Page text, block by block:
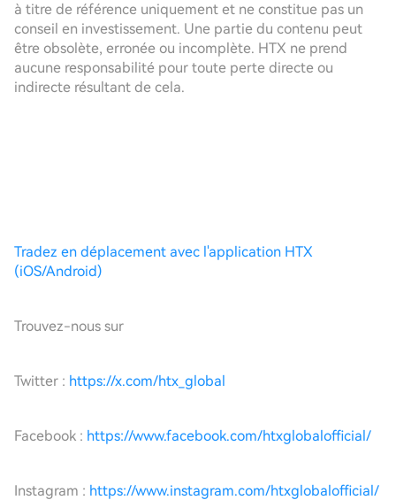
à titre de référence uniquement et ne constitue pas un
conseil en investissement. Une partie du contenu peut
être obsolète, erronée ou incomplète. HTX ne prend
aucune responsabilité pour toute perte directe ou
indirecte résultant de cela.
Tradez en déplacement avec l'application HTX
(iOS/Android)
Trouvez-nous sur
Twitter : https://x.com/htx_global
Facebook : https://www.facebook.com/htxglobalofficial/
Instagram : https://www.instagram.com/htxglobalofficial/